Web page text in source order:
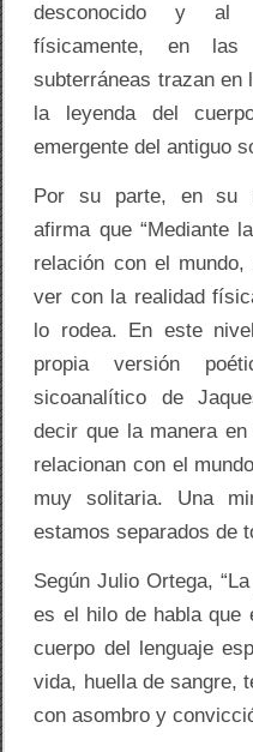
desconocido y al
físicamente, en
subterráneas trazan en
la leyenda del
emergente del antiguo
Por su parte, en su
afirma que “Mediante
relación con el
ver con la realidad
lo rodea. En este
propia versión
sicoanalítico de
decir que la manera
relacionan con el
muy solitaria. Una
estamos separados de
Según Julio Ortega,
es el hilo de habla que
cuerpo del lenguaje
vida, huella de sangre,
con asombro y